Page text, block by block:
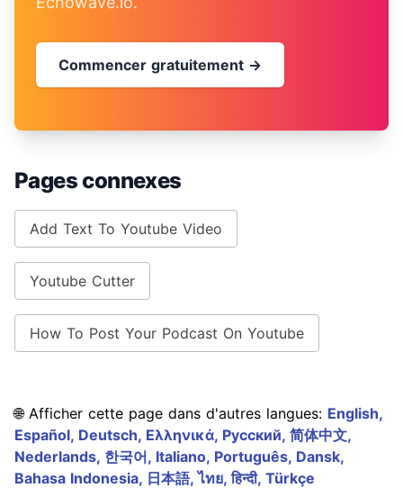
Commencer gratuitement →
Pages connexes
Add Text To Youtube Video
Youtube Cutter
How To Post Your Podcast On Youtube
🌐 Afficher cette page dans d'autres langues: English,
Español, Deutsch, Ελληνικά, Русский, 简体中文,
Nederlands, 한국어, Italiano, Português, Dansk,
Bahasa Indonesia, 日本語,ไทย,हिन्दी, Türkçe